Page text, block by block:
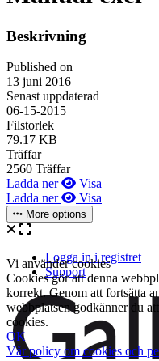
Beskrivning
Published on
13 juni 2016
Senast uppdaterad
06-15-2015
Filstorlek
79.17 KB
Träffar
2560 Träffar
Ladda ner
Visa
Ladda ner
Visa
More options